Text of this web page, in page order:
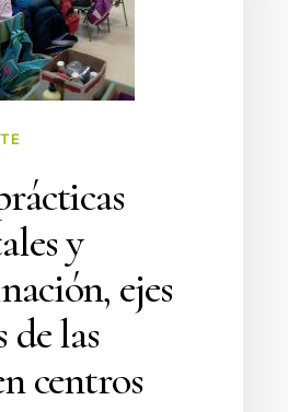
y
ejes
de las
centros